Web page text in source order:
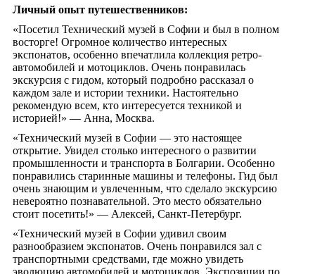
Личный опыт путешественников:
«Посетил Технический музей в Софии и был в полном
восторге! Огромное количество интересных
экспонатов, особенно впечатлила коллекция ретро-
автомобилей и мотоциклов. Очень понравилась
экскурсия с гидом, который подробно рассказал о
каждом зале и истории техники. Настоятельно
рекомендую всем, кто интересуется техникой и
историей!» — Анна, Москва.
«Технический музей в Софии — это настоящее
открытие. Увидел столько интересного о развитии
промышленности и транспорта в Болгарии. Особенно
понравились старинные машины и телефоны. Гид был
очень знающим и увлеченным, что сделало экскурсию
невероятно познавательной. Это место обязательно
стоит посетить!» — Алексей, Санкт-Петербург.
«Технический музей в Софии удивил своим
разнообразием экспонатов. Очень понравился зал с
транспортными средствами, где можно увидеть
эволюцию автомобилей и мотоциклов. Экспозиции по